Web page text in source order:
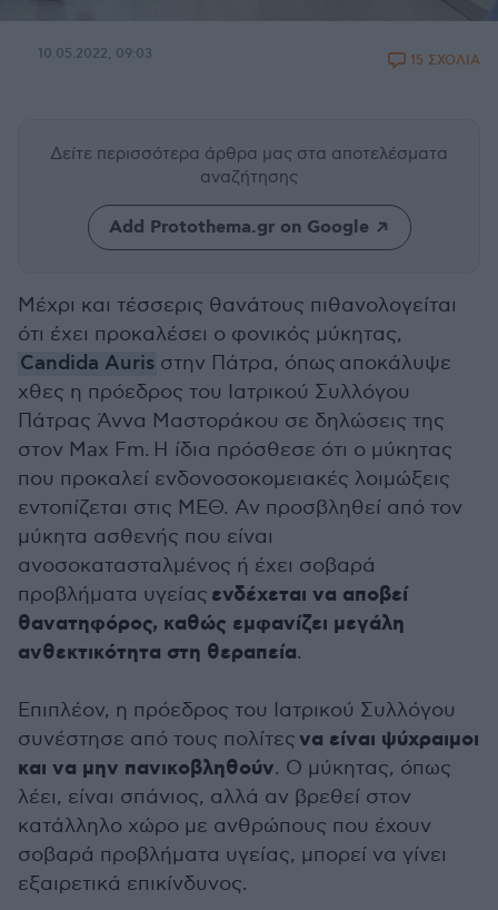
10.05.2022, 09:03 15 ΣΧΟΛΙΑ
Δείτε περισσότερα άρθρα μας στα αποτελέσματα
αναζήτησης
Add Protothema.gr on Google
Μέχρι και τέσσερις θανάτους πιθανολογείται
ότι έχει προκαλέσει ο φονικός μύκητας,
Candida Auris στην Πάτρα, όπως αποκάλυψε
χθες η πρόεδρος του Ιατρικού Συλλόγου
Πάτρας Άννα Μαστοράκου σε δηλώσεις της
στον Max Fm. Η ίδια πρόσθεσε ότι ο μύκητας
που προκαλεί ενδονοσοκομειακές λοιμώξεις
εντοπίζεται στις ΜΕΘ. Αν προσβληθεί από τον
μύκητα ασθενής που είναι
ανοσοκατασταλμένος ή έχει σοβαρά
προβλήματα υγείας ενδέχεται να αποβεί
θανατηφόρος, καθώς εμφανίζει μεγάλη
ανθεκτικότητα στη θεραπεία.
Επιπλέον, η πρόεδρος του Ιατρικού Συλλόγου
συνέστησε από τους πολίτεςνα είναι ψύχραιμοι
και να μην πανικοβληθούν. Ο μύκητας, όπως
λέει, είναι σπάνιος, αλλά αν βρεθεί στον
κατάλληλο χώρο με ανθρώπους που έχουν
σοβαρά προβλήματα υγείας, μπορεί να γίνει
εξαιρετικά επικίνδυνος.